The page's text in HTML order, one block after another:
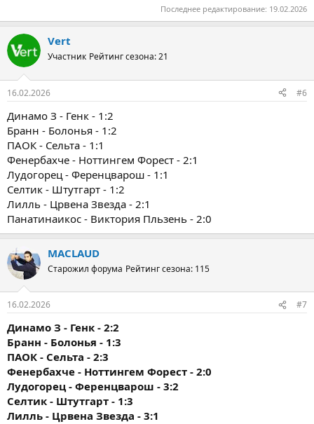
Последнее редактирование: 19.02.2026
Vert
Участник Рейтинг сезона: 21
16.02.2026 #6
Динамо З - Генк - 1:2
Бранн - Болонья - 1:2
ПАОК - Сельта - 1:1
Фенербахче - Ноттингем Форест - 2:1
Лудогорец - Ференцварош - 1:1
Селтик - Штутгарт - 1:2
Лилль - Црвена Звезда - 2:1
Панатинаикос - Виктория Пльзень - 2:0
MACLAUD
Старожил форума Рейтинг сезона: 115
16.02.2026 #7
Динамо З - Генк - 2:2
Бранн - Болонья - 1:3
ПАОК - Сельта - 2:3
Фенербахче - Ноттингем Форест - 2:0
Лудогорец - Ференцварош - 3:2
Селтик - Штутгарт - 1:3
Лилль - Црвена Звезда - 3:1